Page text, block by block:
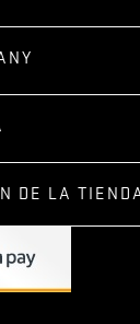
DE LA